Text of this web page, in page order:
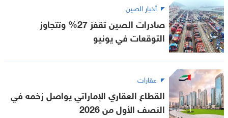
أخبار الصين
صادرات الصين تقفز 27% وتتجاوز
التوقعات في يونيو
عقارات
القطاع العقاري الإماراتي يواصل زخمه في
النصف الأول من 2026